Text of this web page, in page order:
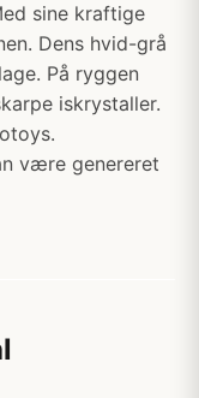
sine kraftige
Dens hvid-grå
På ryggen
iskrystaller.
være genereret